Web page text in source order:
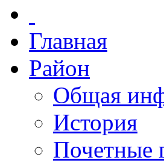
Главная
Район
Общая
История
Почетные